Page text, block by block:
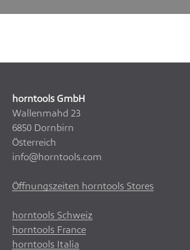
horntools GmbH
Wallenmahd 23
6850 Dornbirn
Österreich
info@horntools.com
Öffnungszeiten horntools Stores
horntools Schweiz
horntools France
horntools Italia